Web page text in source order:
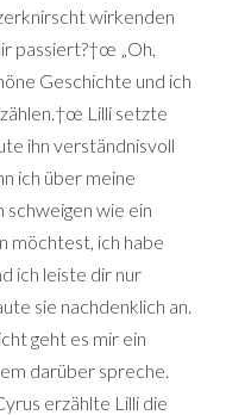
wirkenden
passiert?†œ „Oh,
Geschichte und ich
Lilli setzte
ihn verständnisvoll
ich über meine
schweigen wie ein
möchtest, ich habe
ich leiste dir nur
sie nachdenklich an.
geht es mir ein
darüber spreche.
erzählte Lilli die